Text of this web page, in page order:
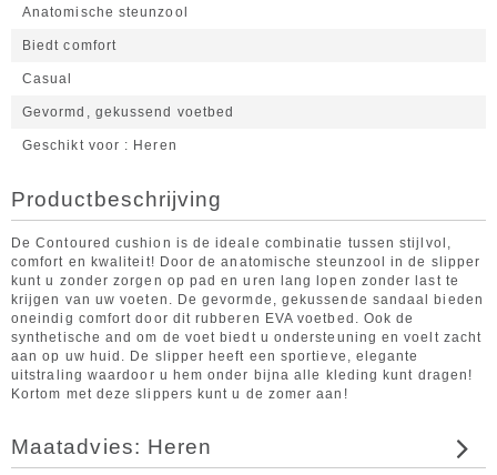
Anatomische steunzool
Biedt comfort
Casual
Gevormd, gekussend voetbed
Geschikt voor Heren
Productbeschrijving
De Contoured cushion is de ideale combinatie tussen stijlvol,
comfort en kwaliteit! Door de anatomische steunzool in de slipper
kunt u zonder zorgen op pad en uren lang lopen zonder last te
krijgen van uw voeten. De gevormde, gekussende sandaal bieden
oneindig comfort door dit rubberen EVA voetbed. Ook de
synthetische and om de voet biedt u ondersteuning en voelt zacht
aan op uw huid. De slipper heeft een sportieve, elegante
uitstraling waardoor u hem onder bijna alle kleding kunt dragen!
Kortom met deze slippers kunt u de zomer aan!
Maatadvies: Heren